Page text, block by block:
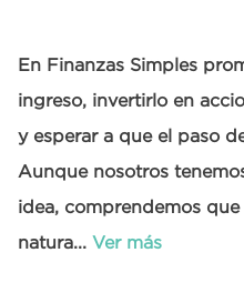
En Finanzas Simples
ingreso, invertirlo en
y esperar a que el paso
Aunque nosotros
idea, comprendemos
natura... Ver más